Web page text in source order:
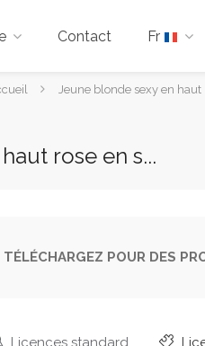
Contact Fr
Jeune blonde sexy en
rose en s...
TÉLÉCHARGEZ POUR DES
Licences standard